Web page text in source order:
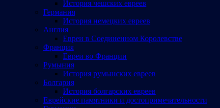
История чешских евреев
Германия
История немецких евреев
Англия
Евреи в Соединенном Королевстве
Франция
Евреи во Франции
Румыния
История румынских евреев
Болгария
История болгарских евреев
Еврейские памятники и достопримечательности